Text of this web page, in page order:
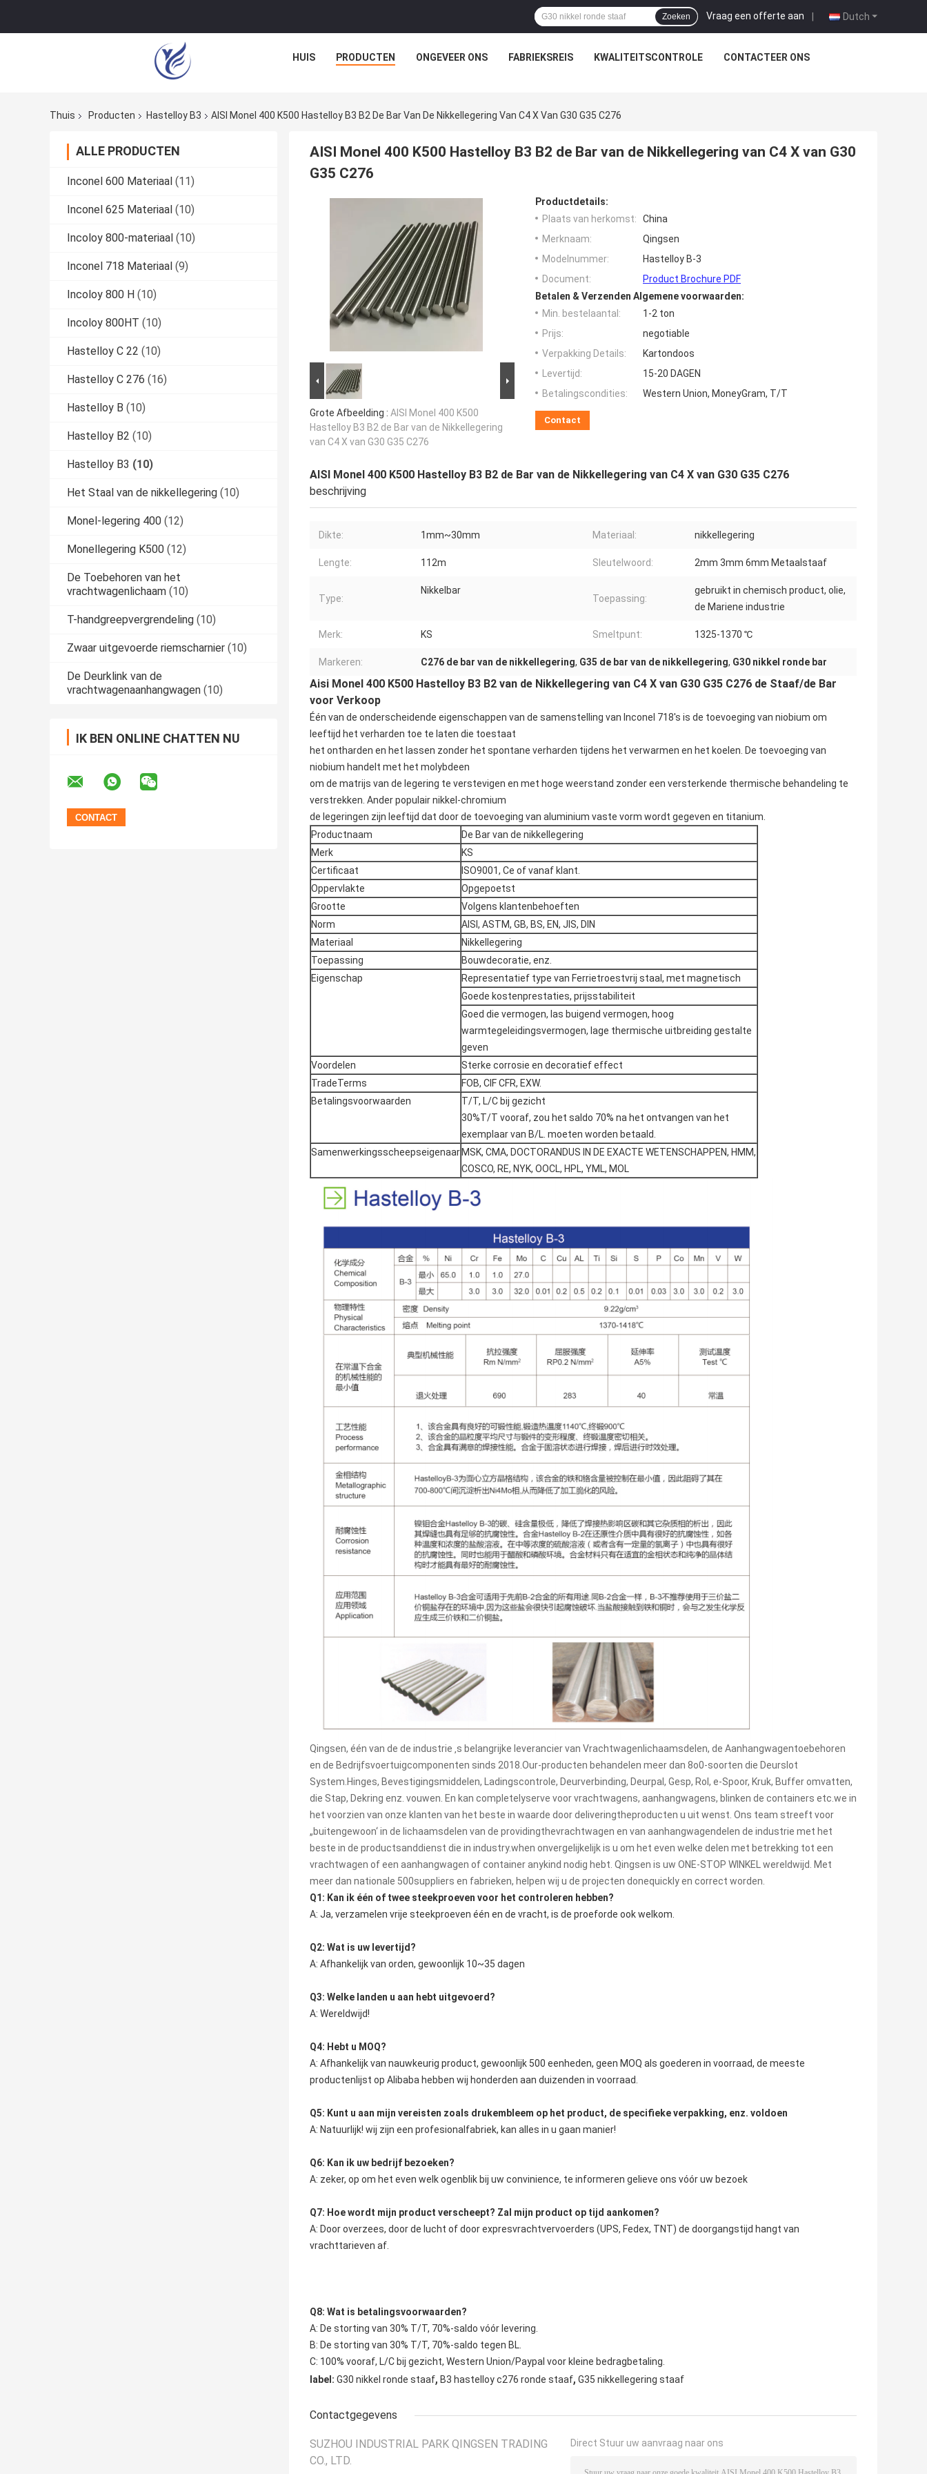
Dutch
Vraag een offerte aan |
Zoeken
HUIS PRODUCTEN ONGEVEER ONS FABRIEKSREIS KWALITEITSCONTROLE CONTACTEER ONS
Thuis Producten Hastelloy B3 AISI Monel 400 K500 Hastelloy B3 B2 De Bar Van De Nikkellegering Van C4 X Van G30 G35 C276
ALLE PRODUCTEN
Inconel 600 Materiaal (11)
Inconel 625 Materiaal (10)
Incoloy 800-materiaal (10)
Inconel 718 Materiaal (9)
Incoloy 800 H (10)
Incoloy 800HT (10)
Hastelloy C 22 (10)
Hastelloy C 276 (16)
Hastelloy B (10)
Hastelloy B2 (10)
Hastelloy B3 (10)
Het Staal van de nikkellegering (10)
Monel-legering 400 (12)
Monellegering K500 (12)
De Toebehoren van het
vrachtwagenlichaam (10)
T-handgreepvergrendeling (10)
Zwaar uitgevoerde riemscharnier (10)
De Deurklink van de
vrachtwagenaanhangwagen (10)
IK BEN ONLINE CHATTEN NU
AISI Monel 400 K500 Hastelloy B3 B2 de Bar van de Nikkellegering van C4 X van G30
G35 C276
Grote Afbeelding : AISI Monel 400 K500
Hastelloy B3 B2 de Bar van de Nikkellegering
van C4 X van G30 G35 C276
Productdetails:
Plaats van herkomst:
China
Merknaam:
Qingsen
Modelnummer:
Hastelloy B-3
Document:
Product Brochure PDF
Betalen & Verzenden Algemene voorwaarden:
Min. bestelaantal:
1-2 ton
Prijs:
negotiable
Verpakking Details:
Kartondoos
Levertijd:
15-20 DAGEN
Betalingscondities:
Western Union, MoneyGram, T/T
Contact
AISI Monel 400 K500 Hastelloy B3 B2 de Bar van de Nikkellegering van C4 X van G30 G35 C276
beschrijving
Dikte: 1mm~30mm Materiaal: nikkellegering
Lengte: 112m Sleutelwoord: 2mm 3mm 6mm Metaalstaaf
Type:
Nikkelbar
Toepassing:
gebruikt in chemisch product, olie,
de Mariene industrie
Merk: KS Smeltpunt: 1325-1370 ℃
Markeren: C276 de bar van de nikkellegering, G35 de bar van de nikkellegering, G30 nikkel ronde bar
Aisi Monel 400 K500 Hastelloy B3 B2 van de Nikkellegering van C4 X van G30 G35 C276 de Staaf/de Bar
voor Verkoop
Één van de onderscheidende eigenschappen van de samenstelling van Inconel 718's is de toevoeging van niobium om
leeftijd het verharden toe te laten die toestaat
het ontharden en het lassen zonder het spontane verharden tijdens het verwarmen en het koelen. De toevoeging van
niobium handelt met het molybdeen
om de matrijs van de legering te verstevigen en met hoge weerstand zonder een versterkende thermische behandeling te
verstrekken. Ander populair nikkel-chromium
de legeringen zijn leeftijd dat door de toevoeging van aluminium vaste vorm wordt gegeven en titanium.
Productnaam
De Bar van de nikkellegering
Merk
KS
Certificaat
ISO9001, Ce of vanaf klant.
Oppervlakte
Opgepoetst
Grootte
Volgens klantenbehoeften
Norm
AISI, ASTM, GB, BS, EN, JIS, DIN
Materiaal
Nikkellegering
Toepassing
Bouwdecoratie, enz.
Eigenschap
Representatief type van Ferrietroestvrij staal, met magnetisch
Goede kostenprestaties, prijsstabiliteit
Goed die vermogen, las buigend vermogen, hoog
warmtegeleidingsvermogen, lage thermische uitbreiding gestalte
geven
Voordelen
Sterke corrosie en decoratief effect
TradeTerms
FOB, CIF CFR, EXW.
Betalingsvoorwaarden
T/T, L/C bij gezicht
30%T/T vooraf, zou het saldo 70% na het ontvangen van het
exemplaar van B/L. moeten worden betaald.
Samenwerkingsscheepseigenaar MSK, CMA, DOCTORANDUS IN DE EXACTE WETENSCHAPPEN, HMM,
COSCO, RE, NYK, OOCL, HPL, YML, MOL
Qingsen, één van de de industrie ‚s belangrijke leverancier van Vrachtwagenlichaamsdelen, de Aanhangwagentoebehoren
en de Bedrijfsvoertuigcomponenten sinds 2018.Our-producten behandelen meer dan 8o0-soorten die Deurslot
System.Hinges, Bevestigingsmiddelen, Ladingscontrole, Deurverbinding, Deurpal, Gesp, Rol, e-Spoor, Kruk, Buffer omvatten,
die Stap, Dekring enz. vouwen. En kan completelyserve voor vrachtwagens, aanhangwagens, blinken de containers etc.we in
het voorzien van onze klanten van het beste in waarde door deliveringtheproducten u uit wenst. Ons team streeft voor
„buitengewoon‘ in de lichaamsdelen van de providingthevrachtwagen en van aanhangwagendelen de industrie met het
beste in de productsanddienst die in industry.when onvergelijkelijk is u om het even welke delen met betrekking tot een
vrachtwagen of een aanhangwagen of container anykind nodig hebt. Qingsen is uw ONE-STOP WINKEL wereldwijd. Met
meer dan nationale 500suppliers en fabrieken, helpen wij u de projecten donequickly en correct worden.
Q1: Kan ik één of twee steekproeven voor het controleren hebben?
A: Ja, verzamelen vrije steekproeven één en de vracht, is de proeforde ook welkom.
Q2: Wat is uw levertijd?
A: Afhankelijk van orden, gewoonlijk 10~35 dagen
Q3: Welke landen u aan hebt uitgevoerd?
A: Wereldwijd!
Q4: Hebt u MOQ?
A: Afhankelijk van nauwkeurig product, gewoonlijk 500 eenheden, geen MOQ als goederen in voorraad, de meeste
productenlijst op Alibaba hebben wij honderden aan duizenden in voorraad.
Q5: Kunt u aan mijn vereisten zoals drukembleem op het product, de specifieke verpakking, enz. voldoen
A: Natuurlijk! wij zijn een profesionalfabriek, kan alles in u gaan manier!
Q6: Kan ik uw bedrijf bezoeken?
A: zeker, op om het even welk ogenblik bij uw convinience, te informeren gelieve ons vóór uw bezoek
Q7: Hoe wordt mijn product verscheept? Zal mijn product op tijd aankomen?
A: Door overzees, door de lucht of door expresvrachtvervoerders (UPS, Fedex, TNT) de doorgangstijd hangt van
vrachttarieven af.
Q8: Wat is betalingsvoorwaarden?
A: De storting van 30% T/T, 70%-saldo vóór levering.
B: De storting van 30% T/T, 70%-saldo tegen BL.
C: 100% vooraf, L/C bij gezicht, Western Union/Paypal voor kleine bedragbetaling.
label: G30 nikkel ronde staaf, B3 hastelloy c276 ronde staaf, G35 nikkellegering staaf
Contactgegevens
SUZHOU INDUSTRIAL PARK QINGSEN TRADING
CO., LTD.
Direct Stuur uw aanvraag naar ons